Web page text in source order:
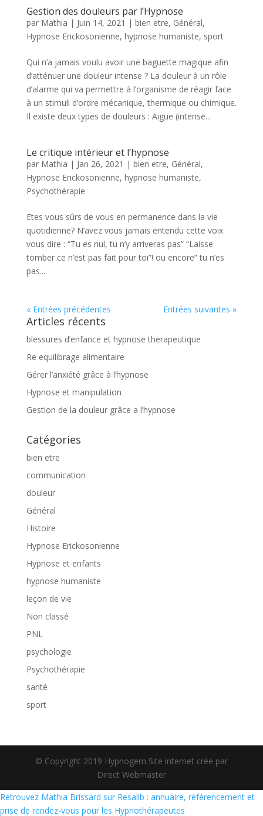
Gestion des douleurs par l’Hypnose
par Mathia | Juin 14, 2021 | bien etre, Général,
Hypnose Erickosonienne, hypnose humaniste, sport
Qui n’a jamais voulu avoir une baguette magique afin
d’atténuer une douleur intense ? La douleur à un rôle
d’alarme qui va permettre à l’organisme de réagir face
à un stimuli d’ordre mécanique, thermique ou chimique.
Il existe deux types de douleurs : Aigue (intense...
Le critique intérieur et l’hypnose
par Mathia | Jan 26, 2021 | bien etre, Général,
Hypnose Erickosonienne, hypnose humaniste,
Psychothérapie
Etes vous sûrs de vous en permanence dans la vie
quotidienne? N’avez vous jamais entendu cette voix
vous dire : “Tu es nul, tu n’y arriveras pas” “Laisse
tomber ce n’est pas fait pour toi”! ou encore” tu n’es
pas...
« Entrées précédentes Entrées suivantes »
Articles récents
blessures d’enfance et hypnose therapeutique
Re equilibrage alimentaire
Gérer l’anxiété grâce à l’hypnose
Hypnose et manipulation
Gestion de la douleur grâce a l’hypnose
Catégories
bien etre
communication
douleur
Général
Histoire
Hypnose Erickosonienne
Hypnose et enfants
hypnose humaniste
leçon de vie
Non classé
PNL
psychologie
Psychothérapie
santé
sport
© Copyright 2019 Hypnogem Site internet crée par
Direct Webmaster
Retrouvez Mathia Brissard sur Resalib : annuaire, référencement et
prise de rendez-vous pour les Hypnothérapeutes